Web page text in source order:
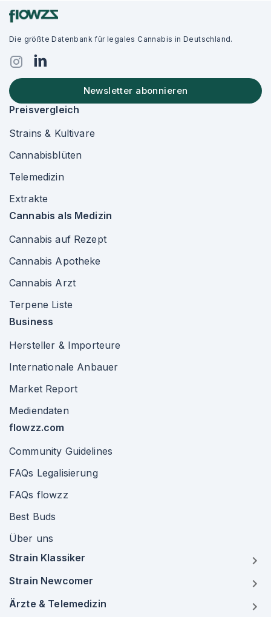
Die größte Datenbank für legales Cannabis in Deutschland.
Newsletter abonnieren
Preisvergleich
Strains & Kultivare
Cannabisblüten
Telemedizin
Extrakte
Cannabis als Medizin
Cannabis auf Rezept
Cannabis Apotheke
Cannabis Arzt
Terpene Liste
Business
Hersteller & Importeure
Internationale Anbauer
Market Report
Mediendaten
flowzz.com
Community Guidelines
FAQs Legalisierung
FAQs flowzz
Best Buds
Über uns
Strain Klassiker
Strain Newcomer
Ärzte & Telemedizin